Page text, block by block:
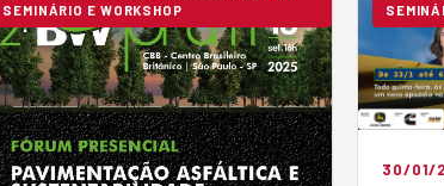
SEMINÁRIO E WORKSHOP
30/01/